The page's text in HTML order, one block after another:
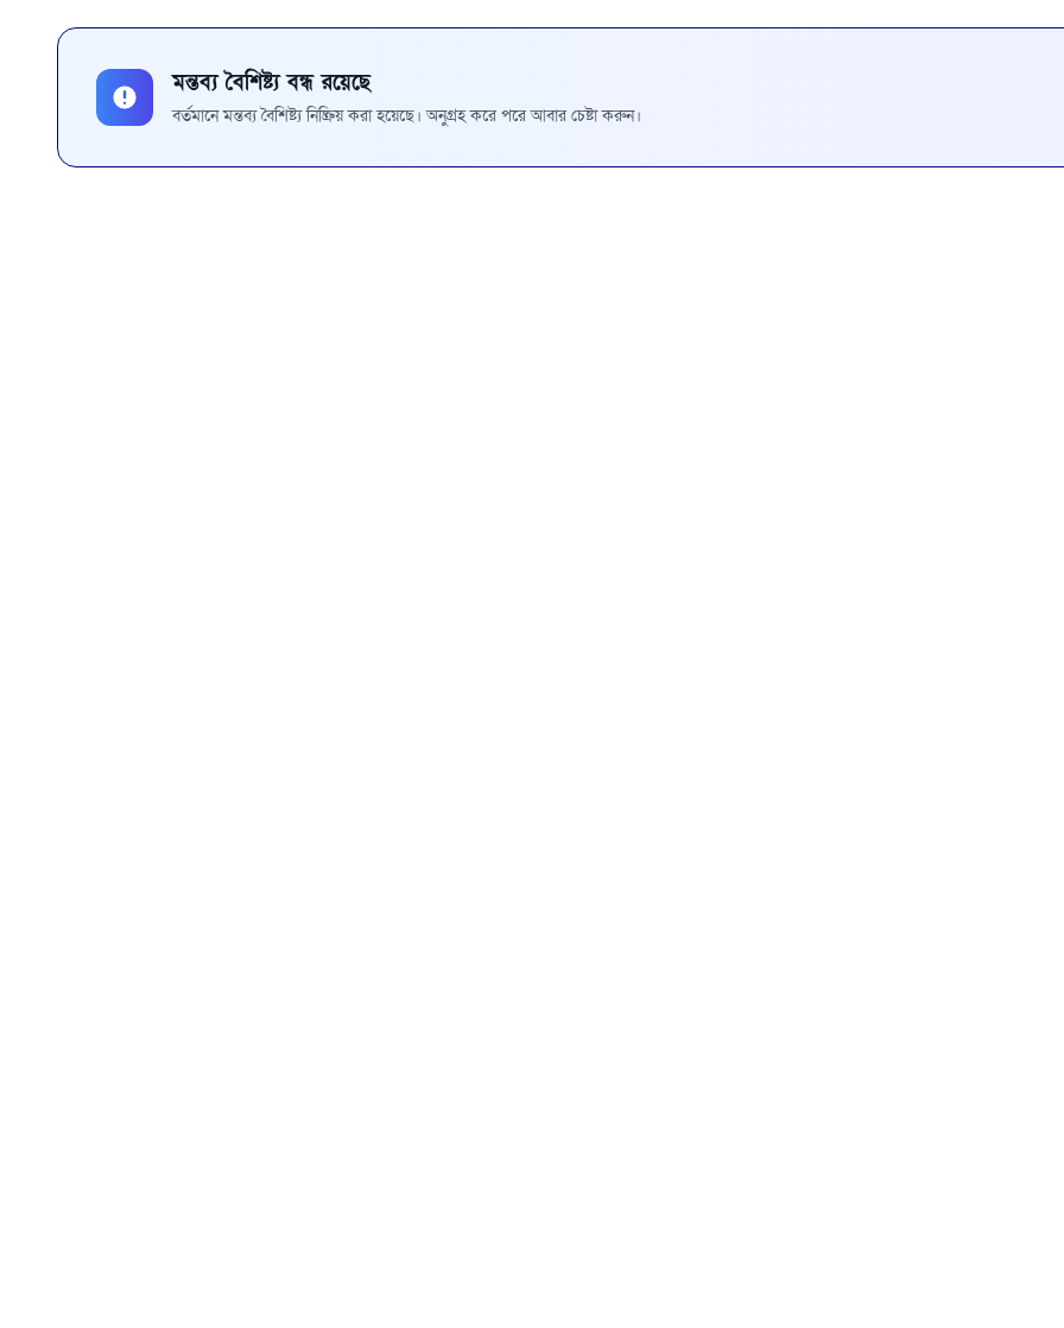
মন্তব্য বৈশিষ্ট্য বন্ধ রয়েছে
বর্তমানে মন্তব্য বৈশিষ্ট্য নিষ্ক্রিয় করা হয়েছে। অনুগ্রহ করে পরে আবার চেষ্টা করুন।